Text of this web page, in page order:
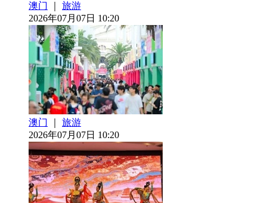
澳门
旅游
2026年07月07日 10:20
澳门
旅游
2026年07月07日 10:20